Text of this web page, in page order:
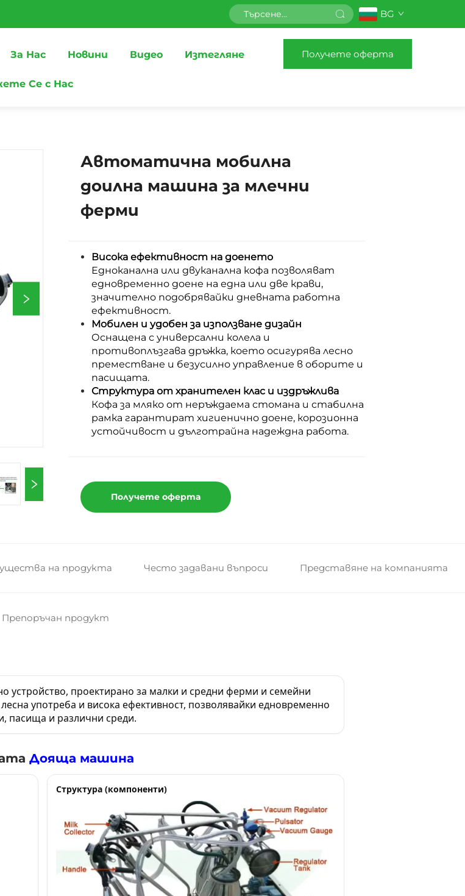
BG
За Нас Новини Видео Изтегляне
Се с Нас
Получете оферта
Автоматична мобилна
доилна машина за млечни
ферми
Висока ефективност на доенето
Едноканална или двуканална кофа позволяват
едновременно доене на една или две крави,
значително подобрявайки дневната работна
ефективност.
Мобилен и удобен за използване дизайн
Оснащена с универсални колела и
противоплъзгава дръжка, което осигурява лесно
преместване и безусилно управление в оборите и
пасищата.
Структура от хранителен клас и издръжлива
Кофа за мляко от неръждаема стомана и стабилна
рамка гарантират хигиенично доене, корозионна
устойчивост и дълготрайна надеждна работа.
Получете оферта
на продукта Често задавани въпроси Представяне на компанията
Препоръчан продукт
устройство, проектирано за малки и средни ферми и семейни
употреба и висока ефективност, позволявайки едновременно
пасища и различни среди.
Дояща машина
Структура (компоненти)